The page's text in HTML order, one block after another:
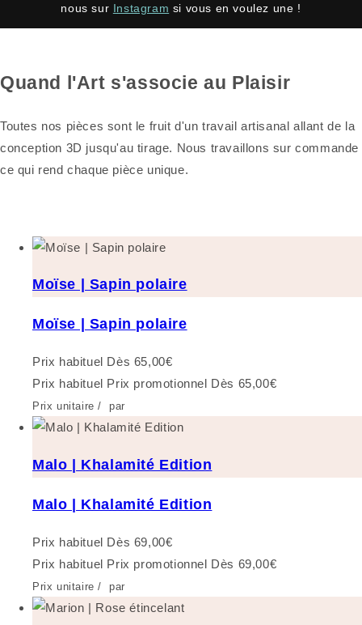
nous sur Instagram si vous en voulez une !
Quand l'Art s'associe au Plaisir
Toutes nos pièces sont le fruit d'un travail artisanal allant de la
conception 3D jusqu'au tirage. Nous travaillons sur commande
ce qui rend chaque pièce unique.
Moïse | Sapin polaire
Moïse | Sapin polaire
Prix habituel Dès 65,00€
Prix habituel Prix promotionnel Dès 65,00€
Prix unitaire / par
Malo | Khalamité Edition
Malo | Khalamité Edition
Prix habituel Dès 69,00€
Prix habituel Prix promotionnel Dès 69,00€
Prix unitaire / par